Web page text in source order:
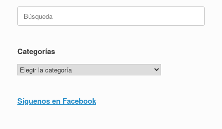
Categorías
Categorías
Síguenos en Facebook